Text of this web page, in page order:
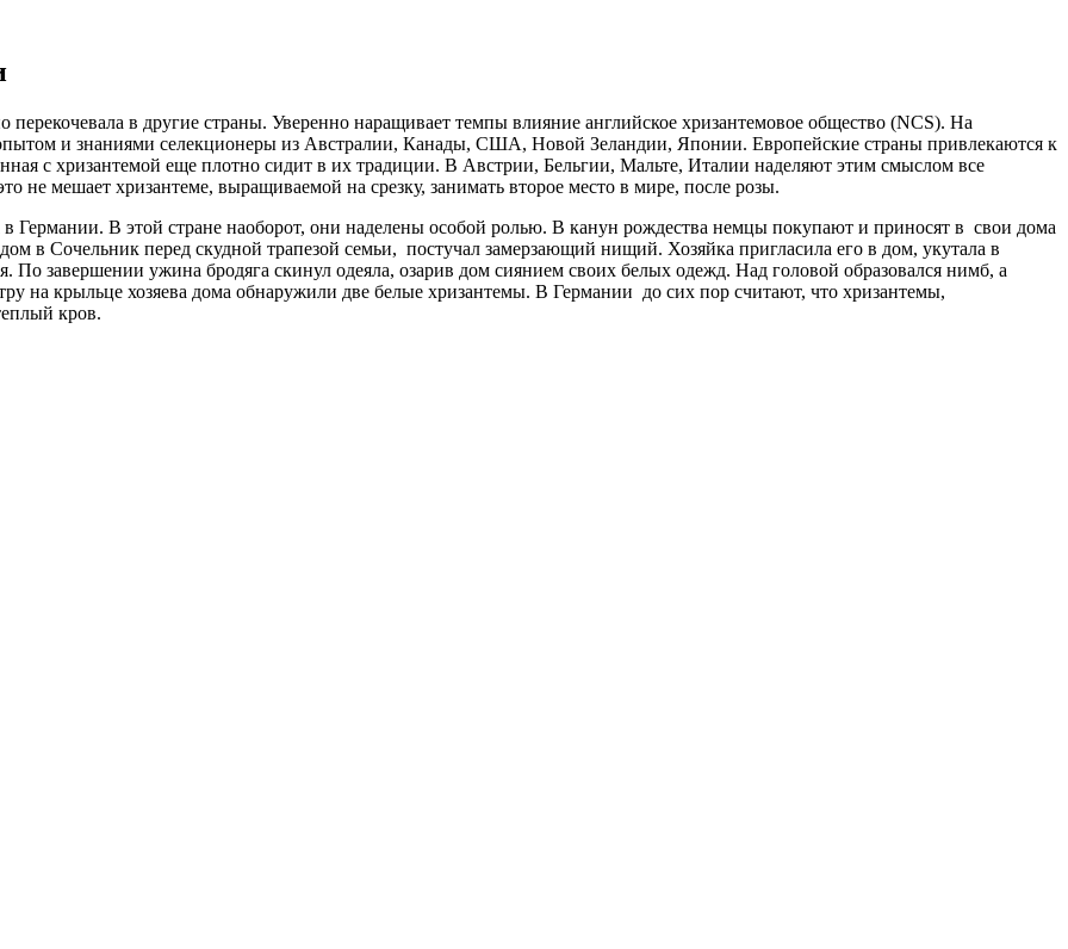
в другие страны. Уверенно наращивает темпы влияние английское хризантемовое общество (NCS). На
и знаниями селекционеры из Австралии, Канады, США, Новой Зеландии, Японии. Европейские страны привлекаются к
с хризантемой еще плотно сидит в их традиции. В Австрии, Бельгии, Мальте, Италии наделяют этим смыслом все
мешает хризантеме, выращиваемой на срезку, занимать второе место в мире, после розы.
в Германии. В этой стране наоборот, они наделены особой ролью. В канун рождества немцы покупают и приносят в свои дома
в Сочельник перед скудной трапезой семьи, постучал замерзающий нищий. Хозяйка пригласила его в дом, укутала в
По завершении ужина бродяга скинул одеяла, озарив дом сиянием своих белых одежд. Над головой образовался нимб, а
на крыльце хозяева дома обнаружили две белые хризантемы. В Германии до сих пор считают, что хризантемы,
кров.